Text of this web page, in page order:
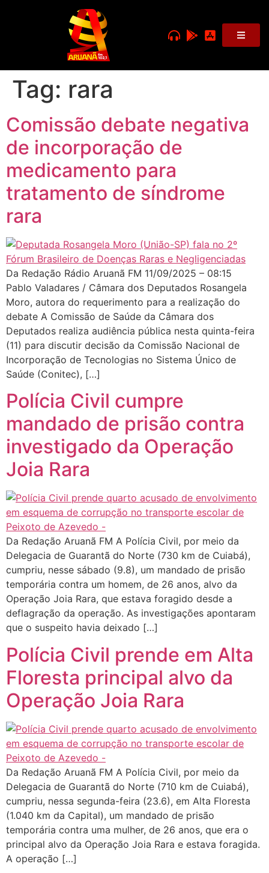
Tag: rara
Comissão debate negativa
de incorporação de
medicamento para
tratamento de síndrome
rara
Da Redação Rádio Aruanã FM 11/09/2025 – 08:15
Pablo Valadares / Câmara dos Deputados Rosangela
Moro, autora do requerimento para a realização do
debate A Comissão de Saúde da Câmara dos
Deputados realiza audiência pública nesta quinta-feira
(11) para discutir decisão da Comissão Nacional de
Incorporação de Tecnologias no Sistema Único de
Saúde (Conitec), […]
Polícia Civil cumpre
mandado de prisão contra
investigado da Operação
Joia Rara
Da Redação Aruanã FM A Polícia Civil, por meio da
Delegacia de Guarantã do Norte (730 km de Cuiabá),
cumpriu, nesse sábado (9.8), um mandado de prisão
temporária contra um homem, de 26 anos, alvo da
Operação Joia Rara, que estava foragido desde a
deflagração da operação. As investigações apontaram
que o suspeito havia deixado […]
Polícia Civil prende em Alta
Floresta principal alvo da
Operação Joia Rara
Da Redação Aruanã FM A Polícia Civil, por meio da
Delegacia de Guarantã do Norte (710 km de Cuiabá),
cumpriu, nessa segunda-feira (23.6), em Alta Floresta
(1.040 km da Capital), um mandado de prisão
temporária contra uma mulher, de 26 anos, que era o
principal alvo da Operação Joia Rara e estava foragida.
A operação […]